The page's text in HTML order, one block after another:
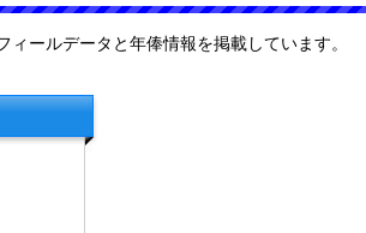
ールデータと年俸情報を掲載しています。